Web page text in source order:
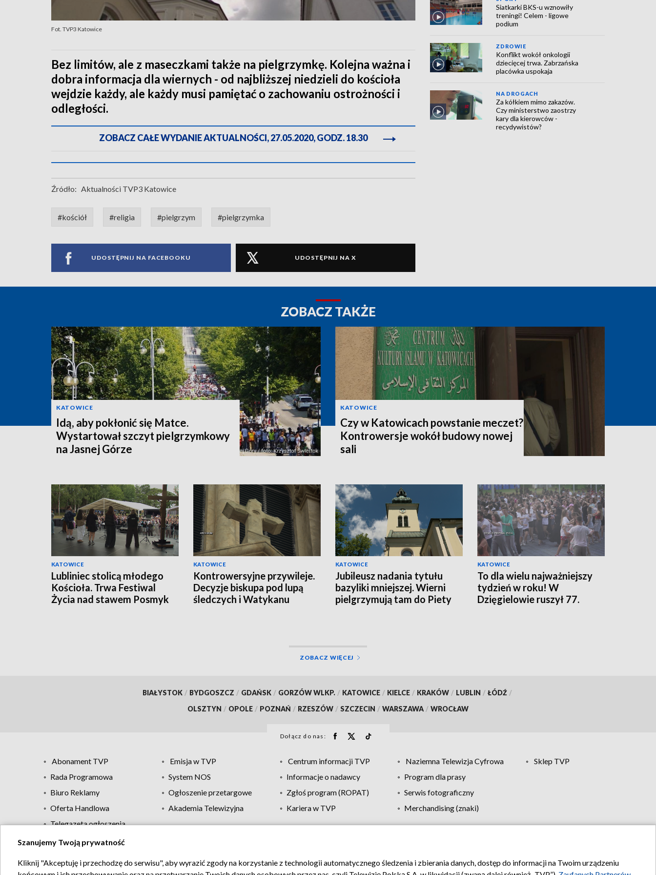
Fot. TVP3 Katowice
Bez limitów, ale z maseczkami także na pielgrzymkę. Kolejna ważna i
dobra informacja dla wiernych - od najbliższej niedzieli do kościoła
wejdzie każdy, ale każdy musi pamiętać o zachowaniu ostrożności i
odległości.
ZOBACZ CAŁE WYDANIE AKTUALNOŚCI, 27.05.2020, GODZ. 18.30
Źródło: Aktualności TVP3 Katowice
#kościół #religia #pielgrzym #pielgrzymka
UDOSTĘPNIJ NA FACEBOOKU UDOSTĘPNIJ NA X
Siatkarki BKS-u wznowiły
treningi! Celem - ligowe
podium
ZDROWIE
Konflikt wokół onkologii
dziecięcej trwa. Zabrzańska
placówka uspokaja
NA DROGACH
Za kółkiem mimo zakazów.
Czy ministerstwo zaostrzy
kary dla kierowców -
recydywistów?
ZOBACZ TAKŻE
KATOWICE
Idą, aby pokłonić się Matce.
Wystartował szczyt pielgrzymkowy
na Jasnej Górze
KATOWICE
Czy w Katowicach powstanie meczet?
Kontrowersje wokół budowy nowej
sali
KATOWICE
Lubliniec stolicą młodego
Kościoła. Trwa Festiwal
Życia nad stawem Posmyk
KATOWICE
Kontrowersyjne przywileje.
Decyzje biskupa pod lupą
śledczych i Watykanu
KATOWICE
Jubileusz nadania tytułu
bazyliki mniejszej. Wierni
pielgrzymują tam do Piety
KATOWICE
To dla wielu najważniejszy
tydzień w roku! W
Dzięgielowie ruszył 77.
ZOBACZ WIĘCEJ
BIAŁYSTOK / BYDGOSZCZ / GDAŃSK / GORZÓW WLKP. / KATOWICE / KIELCE / KRAKÓW / LUBLIN / ŁÓDŹ /
OLSZTYN / OPOLE / POZNAŃ / RZESZÓW / SZCZECIN / WARSZAWA / WROCŁAW
Dołącz do nas:
Abonament TVP Emisja w TVP Centrum informacji TVP Naziemna Telewizja Cyfrowa
Sklep TVP
Rada Programowa
System NOS Informacje o nadawcy
Program dla prasy
Biuro Reklamy
Ogłoszenie przetargowe Zgłoś program (ROPAT)
Serwis fotograficzny
Oferta Handlowa
Akademia Telewizyjna Kariera w TVP
Merchandising (znaki)
Telegazeta ogłoszenia
Regulamin TVP Polityka prywatności Moje zgody Pomoc Biuro reklamy Kontakt
Szanujemy Twoją prywatność
Kliknij "Akceptuję i przechodzę do serwisu", aby wyrazić zgody na korzystanie z technologii automatycznego śledzenia i zbierania danych, dostęp do informacji na Twoim urządzeniu